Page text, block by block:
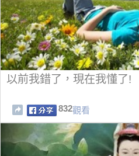
以前我錯了，現在我懂了!
832觀看